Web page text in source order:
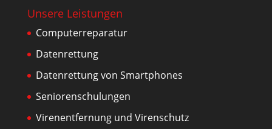
Unsere Leistungen
Computerreparatur
Datenrettung
Datenrettung von Smartphones
Seniorenschulungen
Virenentfernung und Virenschutz